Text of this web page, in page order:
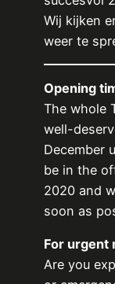
Wij kijken
weer te
Opening
The whole
well-
December
be in the
2020 and
soon as
For urgent
Are you